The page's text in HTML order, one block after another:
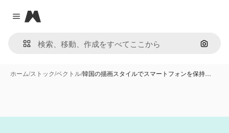
Close menu
Magnific
画像で
ホーム/ストック/ベクトル/韓国の描画スタイルでスマートフォンを保持…